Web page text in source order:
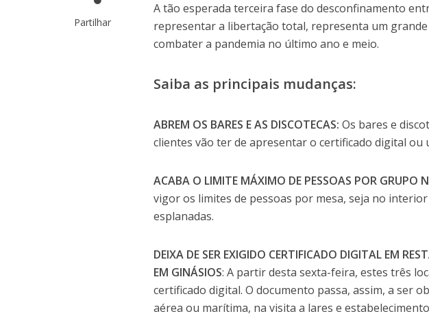
Partilhar
A tão esperada terceira fase do desconfinamento
representar a libertação total, representa um grande
combater a pandemia no último ano e meio.
Saiba as principais mudanças:
ABREM OS BARES E AS DISCOTECAS: Os bares e
clientes vão ter de apresentar o certificado digital ou
ACABA O LIMITE MÁXIMO DE PESSOAS POR GRUPO
vigor os limites de pessoas por mesa, seja no
esplanadas.
DEIXA DE SER EXIGIDO CERTIFICADO DIGITAL EM
EM GINÁSIOS: A partir desta sexta-feira, estes três
certificado digital. O documento passa, assim, a ser
aérea ou marítima, na visita a lares e